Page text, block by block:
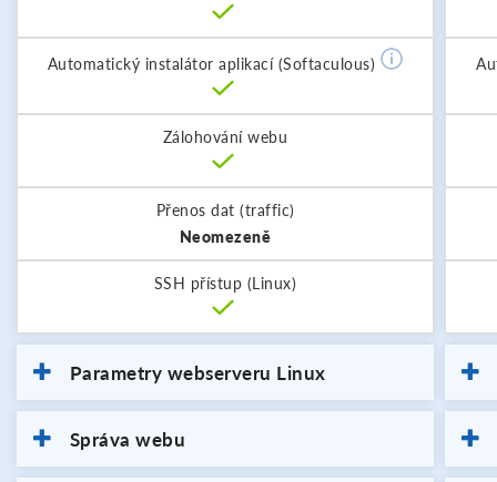
Automatický instalátor aplikací (Softaculous)
Zálohování webu
Přenos dat (traffic)
Neomezeně
SSH přístup (Linux)
Parametry webserveru Linux
Správa webu